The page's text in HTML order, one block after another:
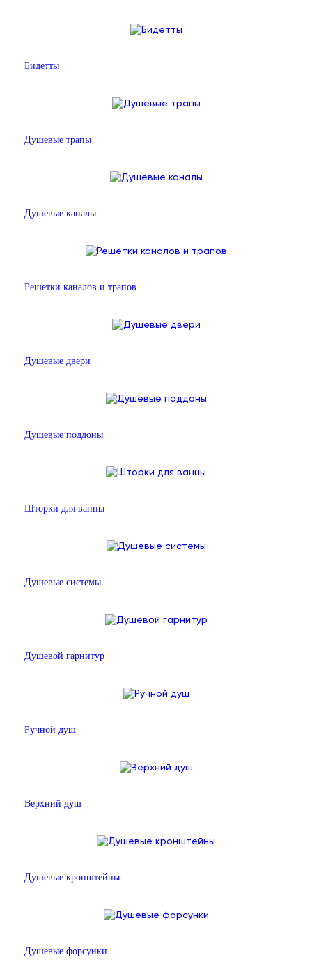
Бидетты
Душевые трапы
Душевые каналы
Решетки каналов и трапов
Душевые двери
Душевые поддоны
Шторки для ванны
Душевые системы
Душевой гарнитур
Ручной душ
Верхний душ
Душевые кронштейны
Душевые форсунки